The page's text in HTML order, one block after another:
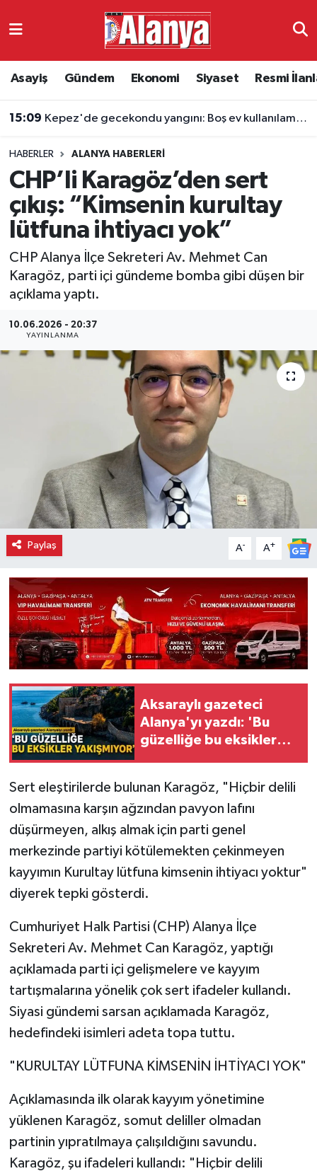
Asayiş Gündem Ekonomi Siyaset Resmi
15:09 Kepez'de gecekondu yangını: Boş ev kullanılamaz hale geldi
HABERLER ALANYA HABERLERI
CHP’li Karagöz’den sert
çıkış: “Kimsenin kurultay
lütfuna ihtiyacı yok”
CHP Alanya İlçe Sekreteri Av. Mehmet Can
Karagöz, parti içi gündeme bomba gibi düşen bir
açıklama yaptı.
10.06.2026 - 20:37
YAYINLANMA
Paylaş A- A+
Aksaraylı gazeteci
Alanya'yı yazdı: 'Bu
güzelliğe bu eksikler
Sert eleştirilerde bulunan Karagöz, "Hiçbir delili
olmamasına karşın ağzından pavyon lafını
düşürmeyen, alkış almak için parti genel
merkezinde partiyi kötülemekten çekinmeyen
kayyımın Kurultay lütfuna kimsenin ihtiyacı yoktur"
diyerek tepki gösterdi.
​Cumhuriyet Halk Partisi (CHP) Alanya İlçe
Sekreteri Av. Mehmet Can Karagöz, yaptığı
açıklamada parti içi gelişmelere ve kayyım
tartışmalarına yönelik çok sert ifadeler kullandı.
Siyasi gündemi sarsan açıklamada Karagöz,
hedefindeki isimleri adeta topa tuttu.
​"KURULTAY LÜTFUNA KİMSENİN İHTİYACI YOK"
​Açıklamasında ilk olarak kayyım yönetimine
yüklenen Karagöz, somut deliller olmadan
partinin yıpratılmaya çalışıldığını savundu.
Karagöz, şu ifadeleri kullandı: "Hiçbir delili
Ekonomi
Resmi İlanlar
Alanyaspor
Turizm
Antalya Namaz Vakitleri
Süper Lig Puan Durumu ve Fikstür
Tüm Manşetler
Son Dakika Haberleri